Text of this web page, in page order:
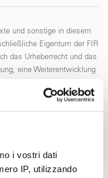
i vostri dati
IP, utilizzando
und sonstige in diesem
Eigentum der FIR
das Urheberrecht und das
eine Weiterentwicklung
Natur sind, ohne